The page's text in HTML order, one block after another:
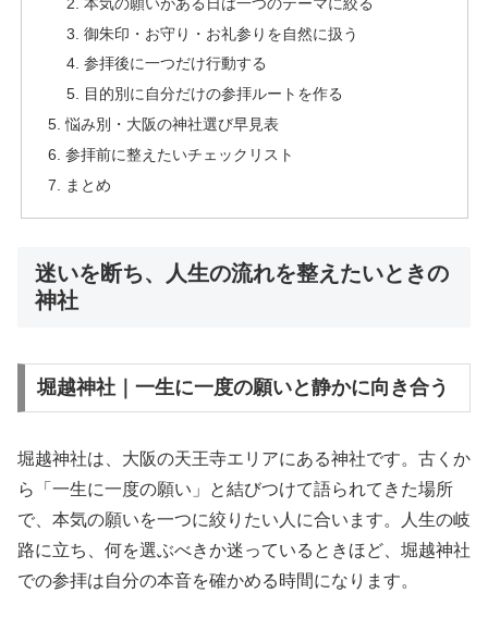
御朱印・お守り・お礼参りを自然に扱う
参拝後に一つだけ行動する
目的別に自分だけの参拝ルートを作る
悩み別・大阪の神社選び早見表
参拝前に整えたいチェックリスト
まとめ
迷いを断ち、人生の流れを整えたいときの
神社
堀越神社｜一生に一度の願いと静かに向き合う
堀越神社は、大阪の天王寺エリアにある神社です。古くか
ら「一生に一度の願い」と結びつけて語られてきた場所
で、本気の願いを一つに絞りたい人に合います。人生の岐
路に立ち、何を選ぶべきか迷っているときほど、堀越神社
での参拝は自分の本音を確かめる時間になります。